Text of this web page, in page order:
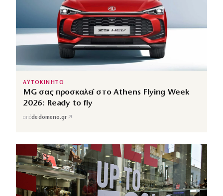
ΑΥΤΟΚΙΝΗΤΟ
MG σας προσκαλεί στο Athens Flying Week
2026: Ready to fly
απόdedomeno.gr ↗